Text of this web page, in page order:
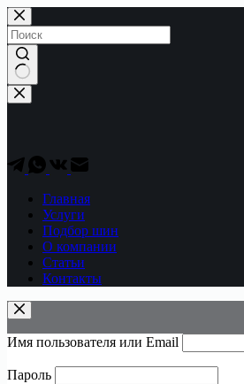
Перейти
к
сути
Ничего
не
Главная
Услуги
Подбор шин
О компании
Статьи
Контакты
Имя пользователя или Email
Пароль